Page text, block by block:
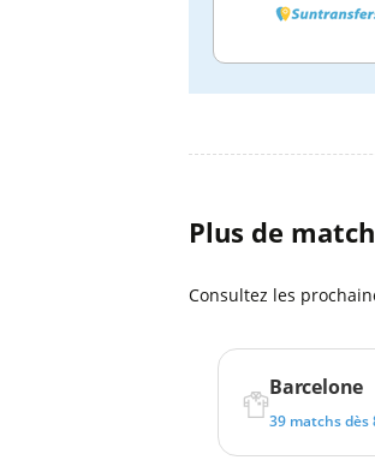
Plus de
Consultez les
Barcelone
39 matchs dès